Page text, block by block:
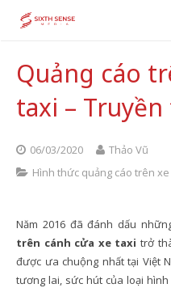
Quảng cáo
taxi –
06/03/2020
Thảo Vũ
Hình thức quảng cáo trên
Năm 2016 đã đánh dấu
trên cánh cửa xe taxi trở
được ưa chuộng nhất tại Việt
tương lai, sức hút của loại